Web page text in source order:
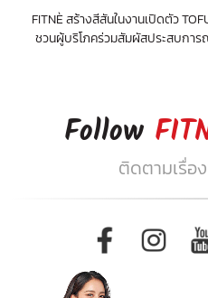
FITNÈ สร้างสีสันในงานเปิดตัว
ชวนผู้บริโภคร่วมสัมผัสประสบก
Follow
ติดตามเรื่อ